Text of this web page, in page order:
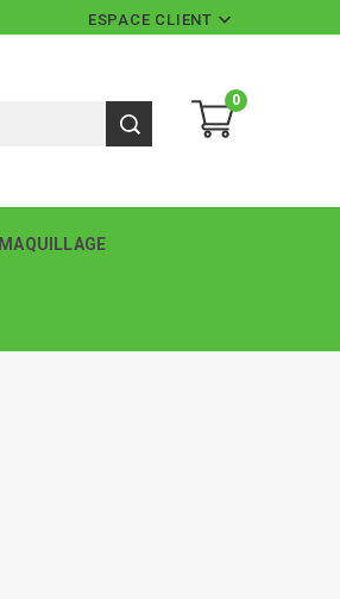
ESPACE CLIENT 
0
MAQUILLAGE